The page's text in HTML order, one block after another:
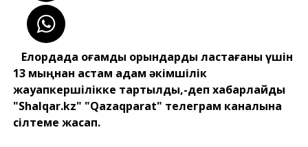
Елордада қоғамдық орындарды ластағаны үшін
13 мыңнан астам адам әкімшілік
жауапкершілікке тартылды,-деп хабарлайды
"Shalqar.kz" "Qazaqparat" телеграм каналына
сілтеме жасап.